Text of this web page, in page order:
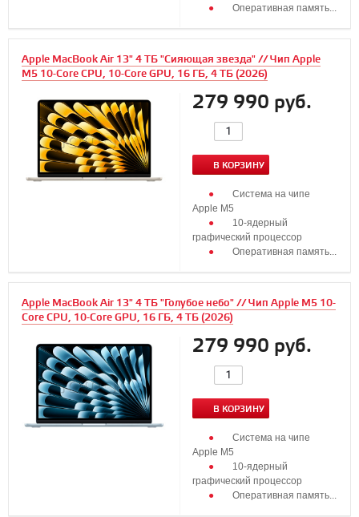
Оперативная память...
Apple MacBook Air 13" 4 ТБ "Сияющая звезда" // Чип Apple
M5 10-Core CPU, 10-Core GPU, 16 ГБ, 4 ТБ (2026)
279 990 руб.
В КОРЗИНУ
Система на чипе
Apple M5
10‑ядерный
графический процессор
Оперативная память...
Apple MacBook Air 13" 4 ТБ "Голубое небо" // Чип Apple M5 10-
Core CPU, 10-Core GPU, 16 ГБ, 4 ТБ (2026)
279 990 руб.
В КОРЗИНУ
Система на чипе
Apple M5
10‑ядерный
графический процессор
Оперативная память...